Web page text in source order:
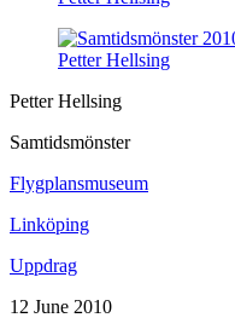
Petter Hellsing
Samtidsmönster
Flygplansmuseum
Linköping
Uppdrag
12 June 2010